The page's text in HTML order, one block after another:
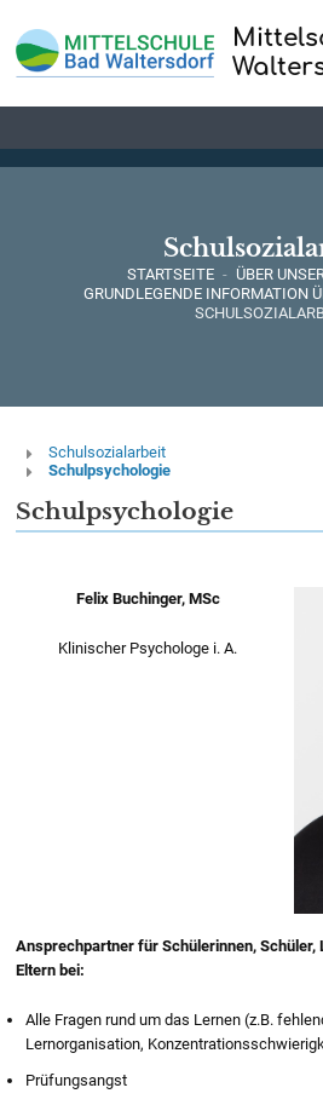
STARTSEITE - ÜBER
GRUNDLEGENDE INFORMATION
Schulsozialarbeit
Schulsozialarbeit
Schulpsychologie
Schulpsychologie
Felix Buchinger, MSc
Klinischer Psychologe i. A.
Ansprechpartner für Schülerinnen, Schüler,
Eltern bei:
Alle Fragen rund um das Lernen (z.B.
Lernorganisation,
Prüfungsangst